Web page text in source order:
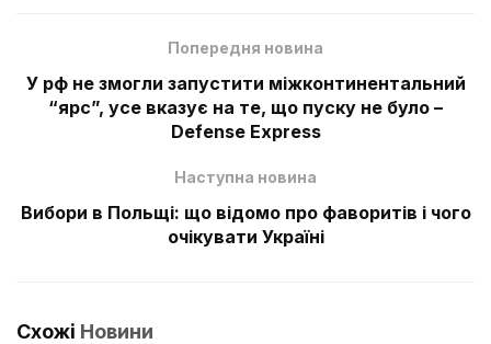
Попередня новина
У рф не змогли запустити міжконтинентальний
“ярс”, усе вказує на те, що пуску не було –
Defense Express
Наступна новина
Вибори в Польщі: що відомо про фаворитів і чого
очікувати Україні
Схожі Новини